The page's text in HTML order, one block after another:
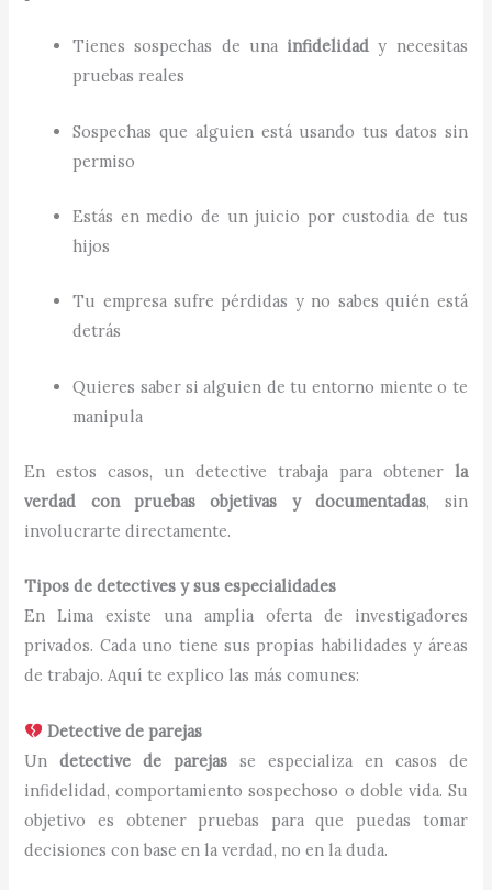
Tienes sospechas de una infidelidad y necesitas
pruebas reales
Sospechas que alguien está usando tus datos sin
permiso
Estás en medio de un juicio por custodia de tus
hijos
Tu empresa sufre pérdidas y no sabes quién está
detrás
Quieres saber si alguien de tu entorno miente o te
manipula
En estos casos, un detective trabaja para obtener la
verdad con pruebas objetivas y documentadas, sin
involucrarte directamente.
Tipos de detectives y sus especialidades
En Lima existe una amplia oferta de investigadores
privados. Cada uno tiene sus propias habilidades y áreas
de trabajo. Aquí te explico las más comunes:
Detective de parejas
Undetective de parejas se especializa en casos de
infidelidad, comportamiento sospechoso o doble vida. Su
objetivo es obtener pruebas para que puedas tomar
decisiones con base en la verdad, no en la duda.